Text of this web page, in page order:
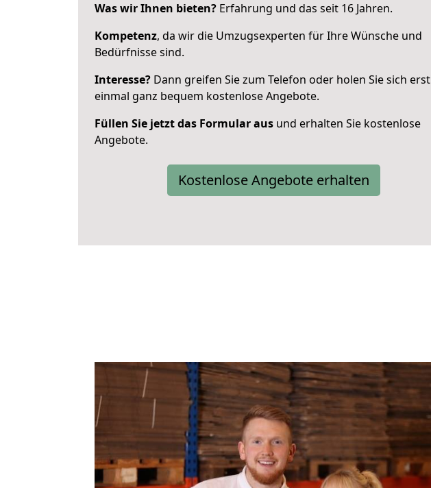
Was wir Ihnen bieten? Erfahrung und das seit 16 Jahren.
Kompetenz, da wir die Umzugsexperten für Ihre Wünsche und
Bedürfnisse sind.
Interesse? Dann greifen Sie zum Telefon oder holen Sie sich erst
einmal ganz bequem kostenlose Angebote.
Füllen Sie jetzt das Formular aus und erhalten Sie kostenlose
Angebote.
Kostenlose Angebote erhalten